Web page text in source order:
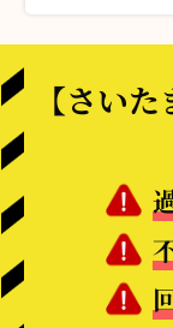
【さい